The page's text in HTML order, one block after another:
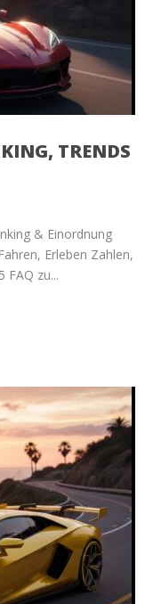
TRENDS
& Einordnung
Erleben Zahlen,
FAQ zu...